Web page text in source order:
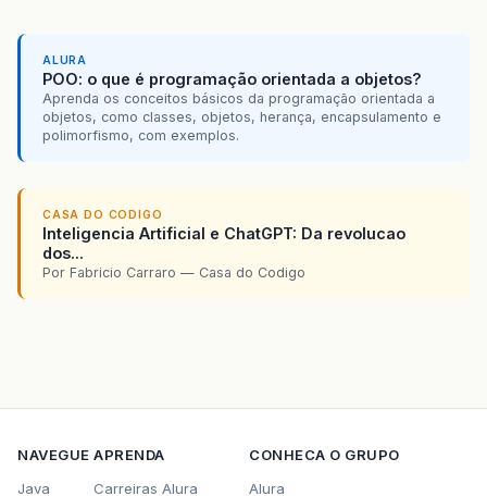
ALURA
POO: o que é programação orientada a objetos?
Aprenda os conceitos básicos da programação orientada a
objetos, como classes, objetos, herança, encapsulamento e
polimorfismo, com exemplos.
CASA DO CODIGO
Inteligencia Artificial e ChatGPT: Da revolucao
dos...
Por Fabricio Carraro — Casa do Codigo
NAVEGUE
Java
APRENDA
Carreiras Alura
CONHECA O GRUPO
Alura